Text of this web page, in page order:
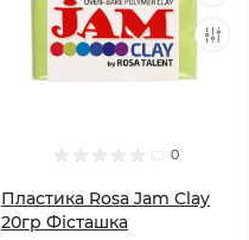
0
Пластика Rosa Jam Clay
20гр Фісташка